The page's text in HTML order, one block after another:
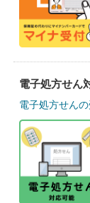
電子処方せん
電子処方せん